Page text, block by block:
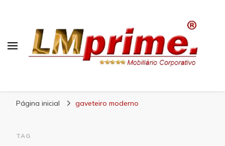
Página inicial gaveteiro moderno
TAG